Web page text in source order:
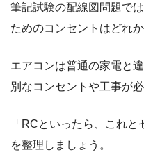
筆記試験の配線図問題で
ためのコンセントはどれ
エアコンは普通の家電と
別なコンセントや工事が
「RCといったら、これ
を整理しましょう。